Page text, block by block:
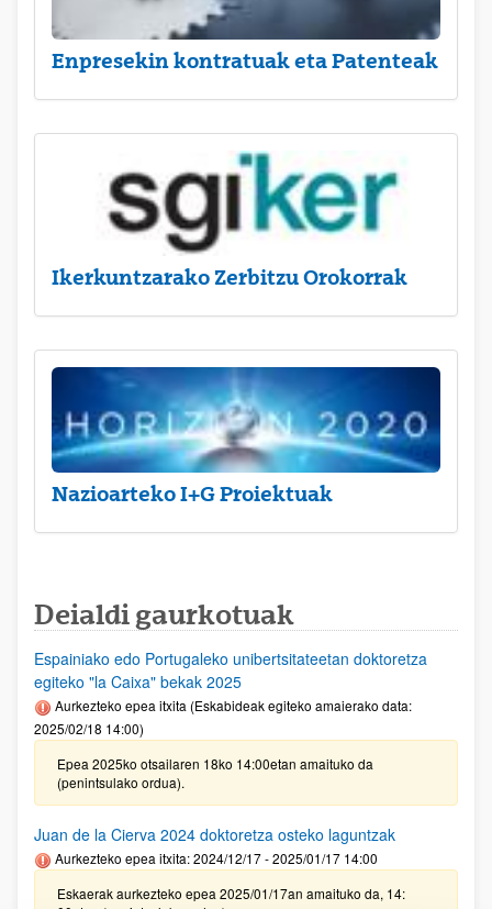
Enpresekin kontratuak eta Patenteak
Ikerkuntzarako Zerbitzu Orokorrak
Nazioarteko I+G Proiektuak
Deialdi gaurkotuak
Espainiako edo Portugaleko unibertsitateetan doktoretza
egiteko "la Caixa" bekak 2025
Aurkezteko epea itxita (Eskabideak egiteko amaierako data:
2025/02/18 14:00)
Epea 2025ko otsailaren 18ko 14:00etan amaituko da
(penintsulako ordua).
Juan de la Cierva 2024 doktoretza osteko laguntzak
Aurkezteko epea itxita: 2024/12/17 - 2025/01/17 14:00
Eskaerak aurkezteko epea 2025/01/17an amaituko da, 14: